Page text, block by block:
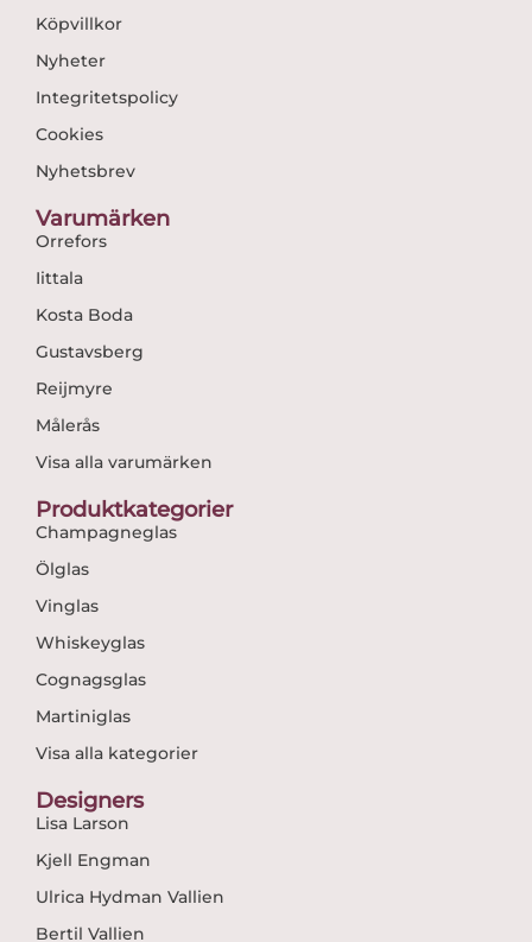
Köpvillkor
Nyheter
Integritetspolicy
Cookies
Nyhetsbrev
Varumärken
Orrefors
Iittala
Kosta Boda
Gustavsberg
Reijmyre
Målerås
Visa alla varumärken
Produktkategorier
Champagneglas
Ölglas
Vinglas
Whiskeyglas
Cognagsglas
Martiniglas
Visa alla kategorier
Designers
Lisa Larson
Kjell Engman
Ulrica Hydman Vallien
Bertil Vallien